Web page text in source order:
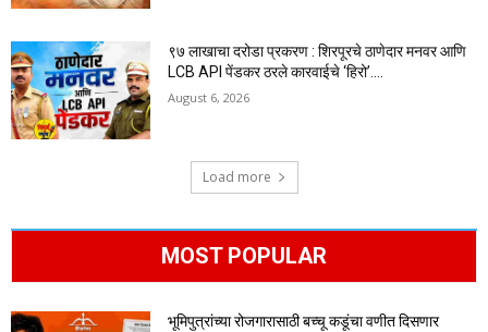
९७ लाखाचा दरोडा प्रकरण : शिरपूरचे ठाणेदार मनवर आणि
LCB API पेंडकर ठरले कारवाईचे ‘हिरो’….
August 6, 2026
Load more
MOST POPULAR
भूमिपुत्रांच्या रोजगारासाठी बच्चू कडूंचा वणीत दिसणार